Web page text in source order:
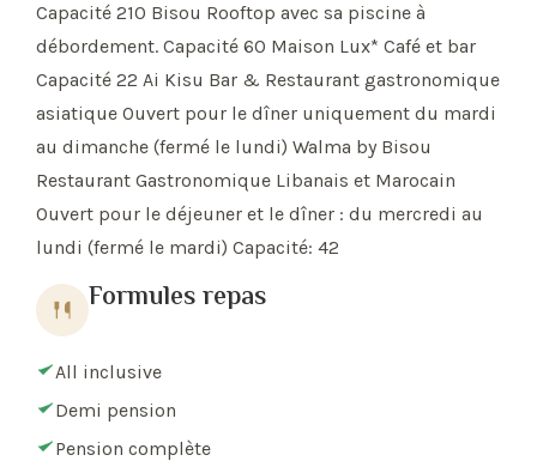
Capacité 210 Bisou Rooftop avec sa piscine à
débordement. Capacité 60 Maison Lux* Café et bar
Capacité 22 Ai Kisu Bar & Restaurant gastronomique
asiatique Ouvert pour le dîner uniquement du mardi
au dimanche (fermé le lundi) Walma by Bisou
Restaurant Gastronomique Libanais et Marocain
Ouvert pour le déjeuner et le dîner : du mercredi au
lundi (fermé le mardi) Capacité: 42
Formules repas
All inclusive
Demi pension
Pension complète